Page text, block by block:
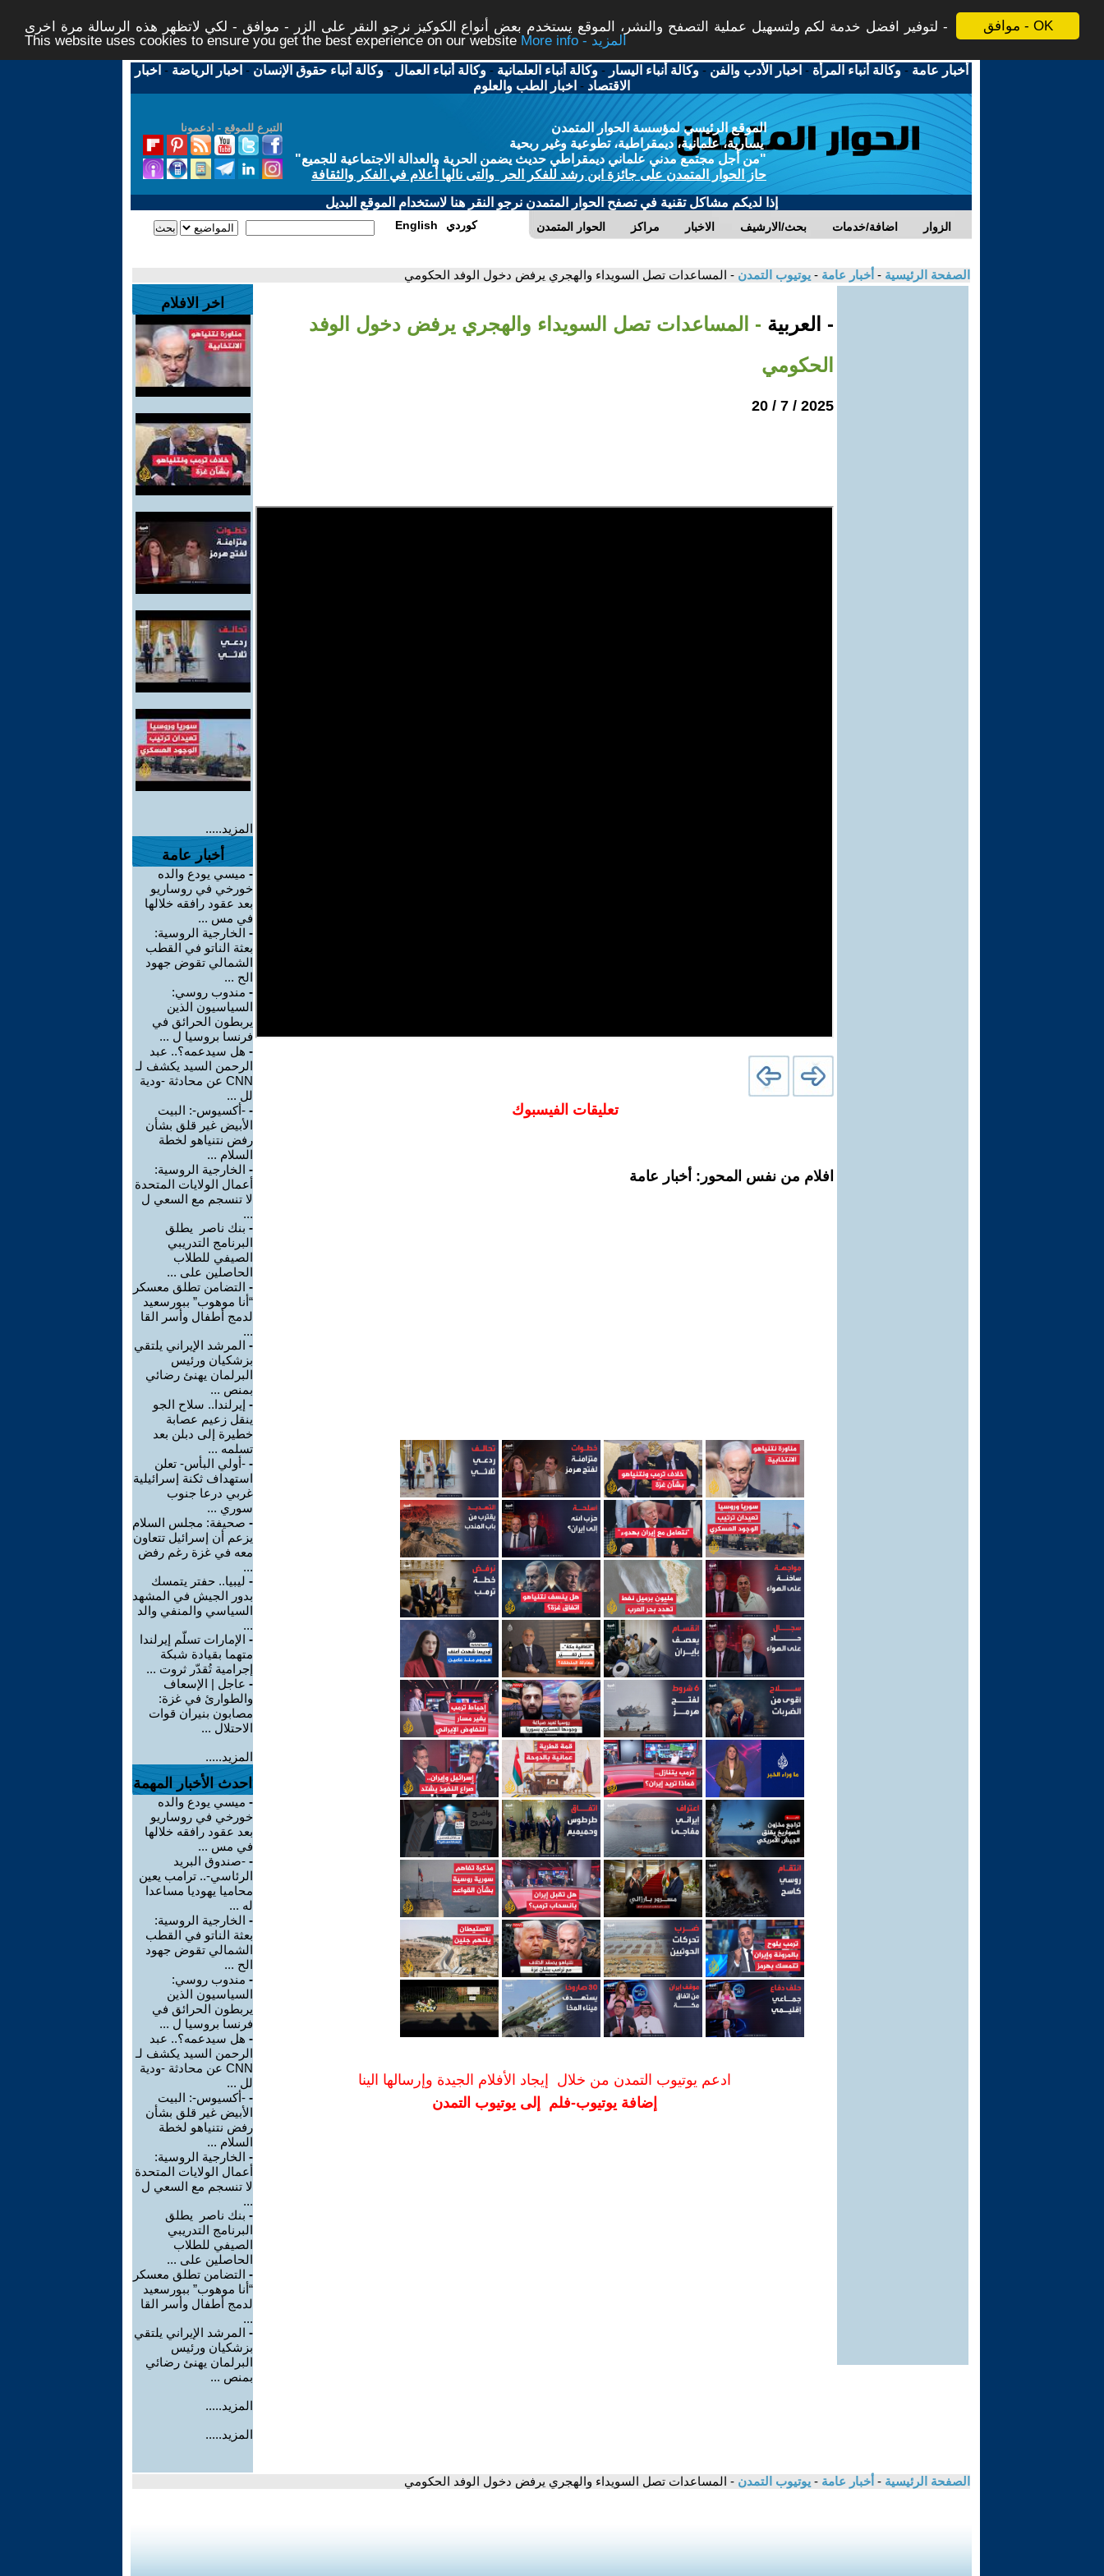
موافق - OK
لتوفير افضل خدمة لكم ولتسهيل عملية التصفح والنشر، الموقع يستخدم بعض أنواع الكوكيز نرجو النقر على الزر - موافق - لكي لاتظهر هذه الرسالة مرة اخرى -
This website uses cookies to ensure you get the best experience on our website
More info - المزيد
أخبار عامة -وكالة أنباء المرأة - اخبار الأدب والفن -وكالة أنباء اليسار -وكالة أنباء العلمانية -وكالة أنباء العمال -وكالة أنباء حقوق الإنسان - اخبار الرياضة - اخبار
الاقتصاد - اخبار الطب والعلوم
التبرع للموقع - ادعمونا
الموقع الرئيسي لمؤسسة الحوار المتمدن
يسارية، علمانية، ديمقراطية، تطوعية وغير ربحية
"من أجل مجتمع مدني علماني ديمقراطي حديث يضمن الحرية والعدالة الاجتماعية للجميع"
حاز الحوار المتمدن على جائزة ابن رشد للفكر الحر والتى نالها أعلام في الفكر والثقافة
إذا لديكم مشاكل تقنية في تصفح الحوار المتمدن نرجو النقر هنا لاستخدام الموقع البديل
الحوار المتمدن مراكز الاخبار بحث/الارشيف اضافة/خدمات الزوار English كوردي
الصفحة الرئيسية - أخبار عامة - يوتيوب التمدن - المساعدات تصل السويداء والهجري يرفض دخول الوفد الحكومي
- العربية - المساعدات تصل السويداء والهجري يرفض دخول الوفد
الحكومي
2025 / 7 / 20
تعليقات الفيسبوك
افلام من نفس المحور: أخبار عامة
ادعم يوتيوب التمدن من خلال إيجاد الأفلام الجيدة وإرسالها الينا
إضافة يوتيوب-فلم إلى يوتيوب التمدن
اخر الافلام
المزيد.....
أخبار عامة
- ميسي يودع والده
خورخي في روساريو
بعد عقود رافقه خلالها
في مس ...
- الخارجية الروسية:
بعثة الناتو في القطب
الشمالي تقوض جهود
الح ...
- مندوب روسي:
السياسيون الذين
يربطون الحرائق في
فرنسا بروسيا ل ...
- هل سيدعمه؟.. عبد
الرحمن السيد يكشف لـ
CNN عن محادثة -ودية
لل ...
- -أكسيوس-: البيت
الأبيض غير قلق بشأن
رفض نتنياهو لخطة
السلام ...
- الخارجية الروسية:
أعمال الولايات المتحدة
لا تنسجم مع السعي ل
...
- بنك ناصر يطلق
البرنامج التدريبي
الصيفي للطلاب
الحاصلين على ...
- التضامن تطلق معسكر
“أنا موهوب” ببورسعيد
لدمج أطفال وأسر القا
...
- المرشد الإيراني يلتقي
بزشكيان ورئيس
البرلمان يهنئ رضائي
بمنص ...
- إيرلندا.. سلاح الجو
ينقل زعيم عصابة
خطيرة إلى دبلن بعد
تسلمه ...
- -أولي البأس- تعلن
استهداف ثكنة إسرائيلية
غربي درعا جنوب
سوري ...
- صحيفة: مجلس السلام
يزعم أن إسرائيل تتعاون
معه في غزة رغم رفض
...
- ليبيا.. حفتر يتمسك
بدور الجيش في المشهد
السياسي والمنفي والد
...
- الإمارات تسلّم إيرلندا
متهما بقيادة شبكة
إجرامية تُقدّر ثروت ...
- عاجل | الإسعاف
والطوارئ في غزة:
مصابون بنيران قوات
الاحتلال ...
المزيد.....
احدث الأخبار المهمة
- ميسي يودع والده
خورخي في روساريو
بعد عقود رافقه خلالها
في مس ...
- -صندوق البريد
الرئاسي-.. ترامب يعين
محاميا يهوديا مساعدا
له ...
- الخارجية الروسية:
بعثة الناتو في القطب
الشمالي تقوض جهود
الح ...
- مندوب روسي:
السياسيون الذين
يربطون الحرائق في
فرنسا بروسيا ل ...
- هل سيدعمه؟.. عبد
الرحمن السيد يكشف لـ
CNN عن محادثة -ودية
لل ...
- -أكسيوس-: البيت
الأبيض غير قلق بشأن
رفض نتنياهو لخطة
السلام ...
- الخارجية الروسية:
أعمال الولايات المتحدة
لا تنسجم مع السعي ل
...
- بنك ناصر يطلق
البرنامج التدريبي
الصيفي للطلاب
الحاصلين على ...
- التضامن تطلق معسكر
“أنا موهوب” ببورسعيد
لدمج أطفال وأسر القا
...
- المرشد الإيراني يلتقي
بزشكيان ورئيس
البرلمان يهنئ رضائي
بمنص ...
المزيد.....
المزيد.....
الصفحة الرئيسية - أخبار عامة - يوتيوب التمدن - المساعدات تصل السويداء والهجري يرفض دخول الوفد الحكومي